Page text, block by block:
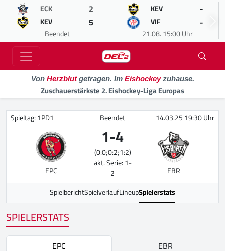
ECK 2
KEV 5
Beendet
KEV -
VIF -
21.08. 15:00 Uhr
Von Herzblutgetragen. Im Eishockeyzuhause.
Zuschauerstärkste 2. Eishockey-Liga Europas
Spieltag: 1PD1 Beendet 14.03.25 19:30 Uhr
EPC
1-4
(0:0;0:2;1:2)
akt. Serie: 1-
2
EBR
SpielberichtSpielverlaufLineupSpielerstats
SPIELERSTATS
EPC EBR